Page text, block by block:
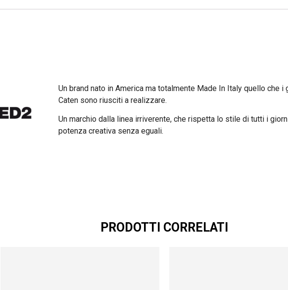
Un brand nato in America ma totalmente Made In Italy quello che i
Caten sono riusciti a realizzare.
Un marchio dalla linea irriverente, che rispetta lo stile di tutti i
potenza creativa senza eguali.
PRODOTTI CORRELATI